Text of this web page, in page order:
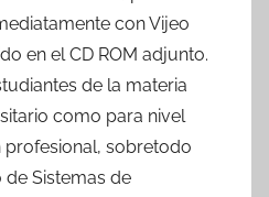
con Vijeo
en el CD ROM adjunto.
de la materia
como para nivel
sobretodo
Sistemas de